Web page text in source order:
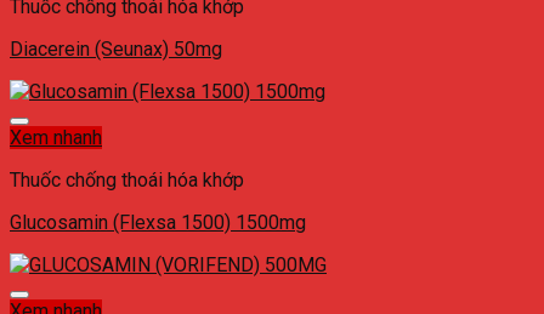
Thuốc chống thoái hóa khớp
Diacerein (Seunax) 50mg
Xem nhanh
Thuốc chống thoái hóa khớp
Glucosamin (Flexsa 1500) 1500mg